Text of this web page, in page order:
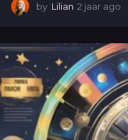
by Lilian 2 jaar ago
a
r
a
g
o